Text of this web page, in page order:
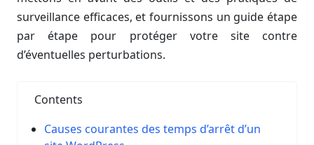
surveillance efficaces, et fournissons un guide étape
par étape pour protéger votre site contre
d’éventuelles perturbations.
Contents
Causes courantes des temps d’arrêt d’un